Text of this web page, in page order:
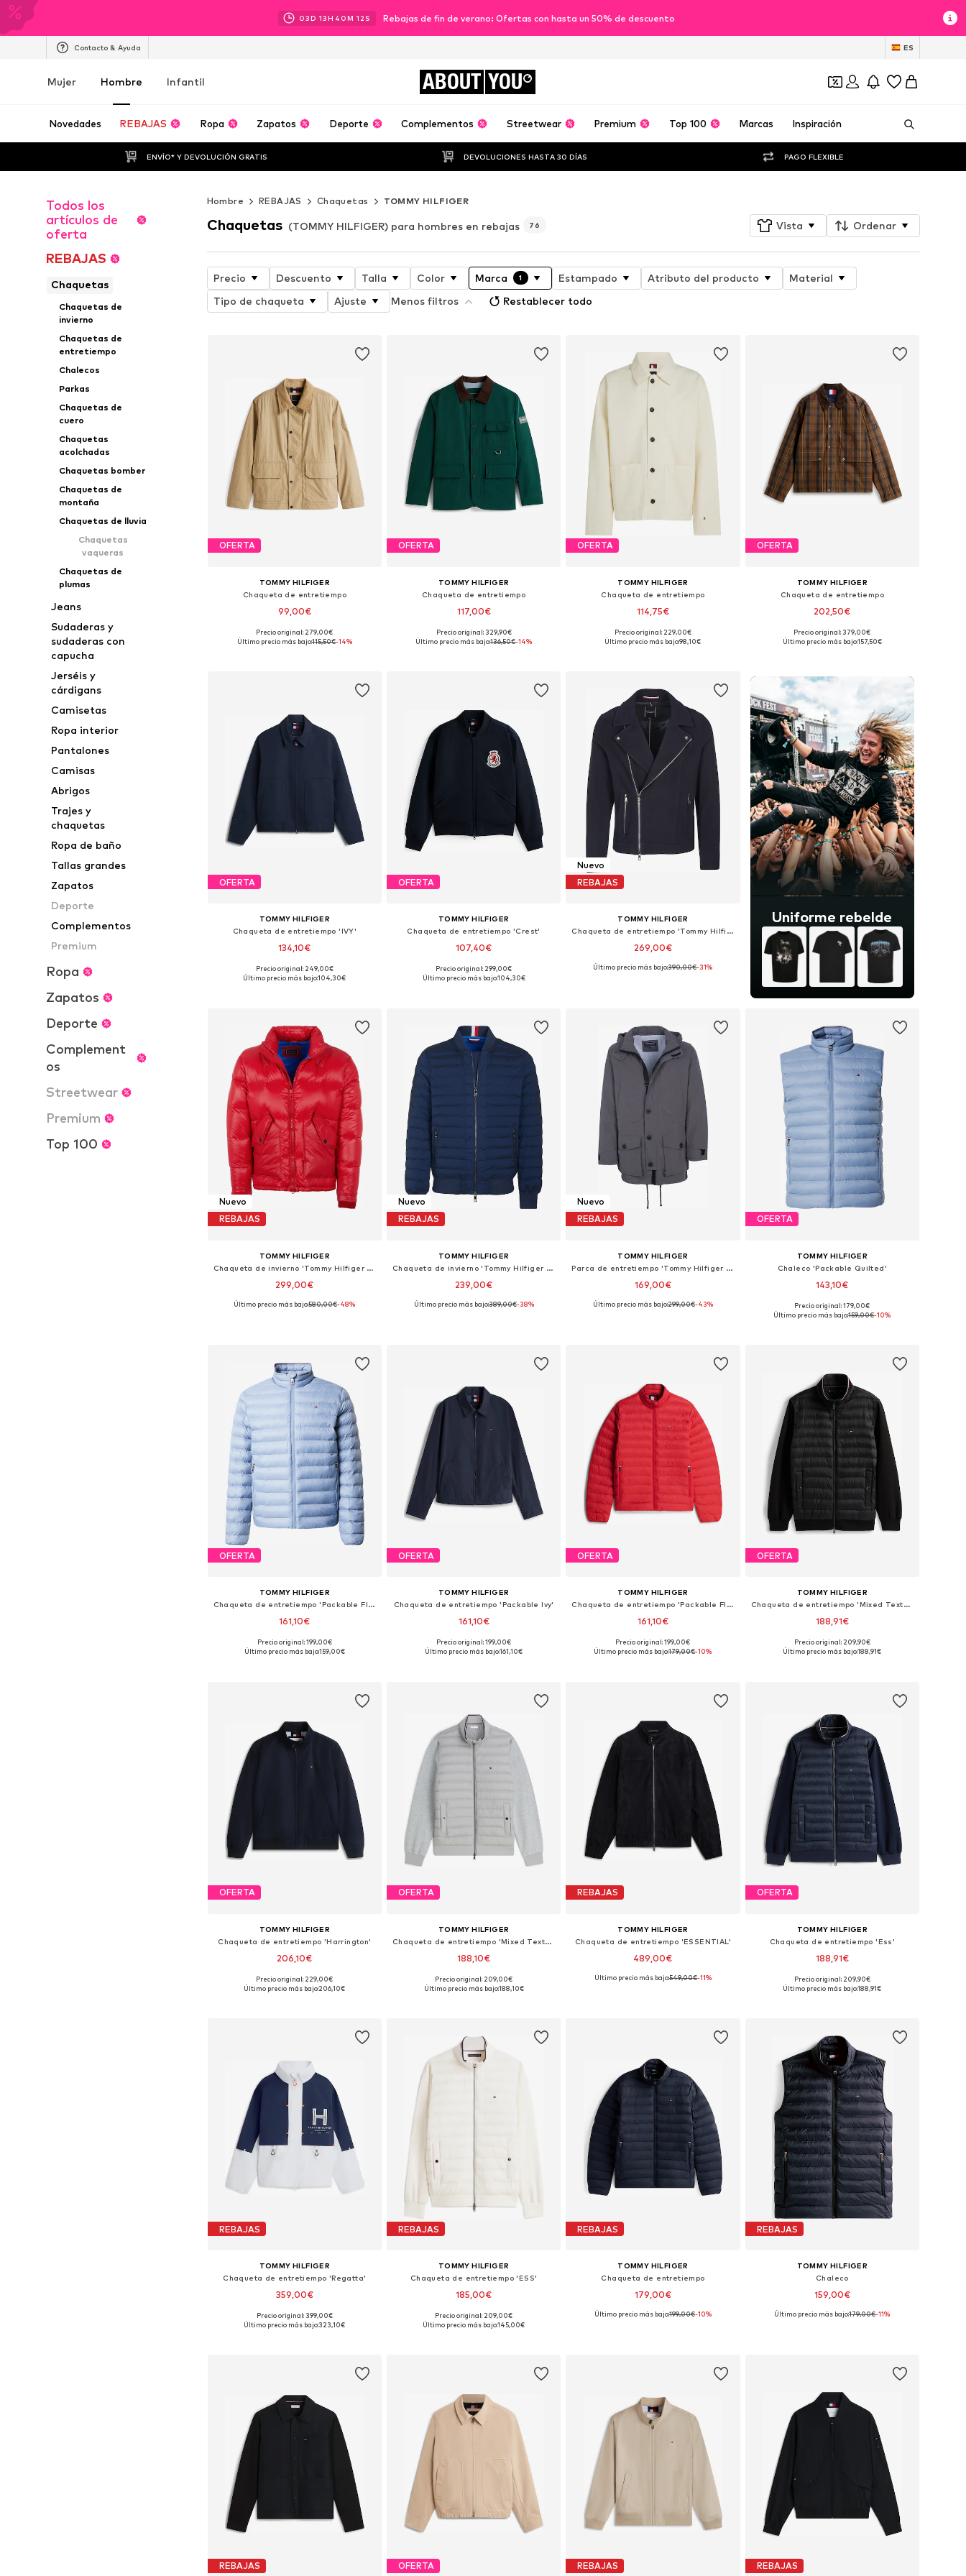
03D 13H 40M 09S Rebajas de fin de verano: Ofertas con hasta un 50% de descuento
Contacto & Ayuda ES
Mujer Hombre Infantil ABOUT YOU
Novedades REBAJAS Ropa Zapatos Deporte Complementos Streetwear Premium Top 100 Marcas Inspiración
ENVÍO* Y DEVOLUCIÓN GRATIS DEVOLUCIONES HASTA 30 DÍAS PAGO FLEXIBLE
Todos los
artículos de
oferta
REBAJAS
Chaquetas
Chaquetas de
invierno
Chaquetas de
entretiempo
Chalecos
Parkas
Chaquetas de
cuero
Chaquetas
acolchadas
Chaquetas bomber
Chaquetas de
montaña
Chaquetas de lluvia
Chaquetas
vaqueras
Chaquetas de
plumas
Jeans
Sudaderas y
sudaderas con
capucha
Jerséis y
cárdigans
Camisetas
Ropa interior
Pantalones
Camisas
Abrigos
Trajes y
chaquetas
Ropa de baño
Tallas grandes
Zapatos
Deporte
Complementos
Premium
Ropa
Zapatos
Deporte
Complement
os
Streetwear
Premium
Top 100
Hombre REBAJAS Chaquetas TOMMY HILFIGER
Chaquetas (TOMMY HILFIGER) para hombres en rebajas 76 Vista Ordenar
Precio Descuento Talla Color Marca 1 Estampado Atributo del producto
Material
Tipo de chaqueta
Ajuste Menos filtros Restablecer todo
OFERTA
TOMMY HILFIGER
Chaqueta de entretiempo
99,00€
Tallas disponibles: S, M, L, XL
Precio original: 279,00€
Último precio más bajo:115,50€-14%
OFERTA
TOMMY HILFIGER
Chaqueta de entretiempo
117,00€
Tallas disponibles: S, M, L, XL, XXL
Precio original: 329,90€
Último precio más bajo:136,50€-14%
OFERTA
TOMMY HILFIGER
Chaqueta de entretiempo
114,75€
Tallas disponibles: S, M, L, XL, XXL
Precio original: 229,00€
Último precio más bajo:98,10€
OFERTA
TOMMY HILFIGER
Chaqueta de entretiempo
202,50€
Tallas disponibles: S, M, L, XL, XXL
Precio original: 379,00€
Último precio más bajo:157,50€
OFERTA
TOMMY HILFIGER
Chaqueta de entretiempo 'IVY'
134,10€
Tallas disponibles: M, L, XL
Precio original: 249,00€
Último precio más bajo:104,30€
OFERTA
TOMMY HILFIGER
Chaqueta de entretiempo 'Crest'
107,40€
Tallas disponibles: M, L
Precio original: 299,00€
Último precio más bajo:104,30€
Nuevo
REBAJAS
TOMMY HILFIGER
Chaqueta de entretiempo 'Tommy Hilfiger Jacke'
269,00€
Tallas disponibles: M-L, XL
Último precio más bajo:390,00€-31%
Uniforme rebelde
Nuevo
REBAJAS
TOMMY HILFIGER
Chaqueta de invierno 'Tommy Hilfiger Jacke mit abnehmbarer Kapuze'
299,00€
Tallas disponibles: S, M, L
Último precio más bajo:580,00€-48%
Nuevo
REBAJAS
TOMMY HILFIGER
Chaqueta de invierno 'Tommy Hilfiger Jacke'
239,00€
Disponible en muchas tallas
Último precio más bajo:389,00€-38%
Nuevo
REBAJAS
TOMMY HILFIGER
Parca de entretiempo 'Tommy Hilfiger Jacke'
169,00€
Tallas disponibles: S, M, L
Último precio más bajo:299,00€-43%
OFERTA
TOMMY HILFIGER
Chaleco 'Packable Quilted'
143,10€
Tallas disponibles: S, M, L, XL, XXL
Precio original: 179,00€
Último precio más bajo:159,00€-10%
OFERTA
TOMMY HILFIGER
Chaqueta de entretiempo 'Packable Flag Embroidery Padded'
161,10€
Tallas disponibles: XS, S, M, L, XL, XXL
Precio original: 199,00€
Último precio más bajo:159,00€
OFERTA
TOMMY HILFIGER
Chaqueta de entretiempo 'Packable Ivy'
161,10€
Tallas disponibles: S, M, L, XL, XXL
Precio original: 199,00€
Último precio más bajo:161,10€
OFERTA
TOMMY HILFIGER
Chaqueta de entretiempo 'Packable Flag Embroidery Padded'
161,10€
Tallas disponibles: S, M, L, XL, XXL
Precio original: 199,00€
Último precio más bajo:179,00€-10%
OFERTA
TOMMY HILFIGER
Chaqueta de entretiempo 'Mixed Texture Intechno Zip-thru'
188,91€
+1
Tallas disponibles: XS, S, M, L, XL, XXL
Precio original: 209,90€
Último precio más bajo:188,91€
OFERTA
TOMMY HILFIGER
Chaqueta de entretiempo 'Harrington'
206,10€
Tallas disponibles: S, M, L, XL, XXL
Precio original: 229,00€
Último precio más bajo:206,10€
OFERTA
TOMMY HILFIGER
Chaqueta de entretiempo 'Mixed Texture Intechno Zip-thru'
188,10€
+1
Tallas disponibles: S, M, L, XL, XXL
Precio original: 209,00€
Último precio más bajo:188,10€
REBAJAS
TOMMY HILFIGER
Chaqueta de entretiempo 'ESSENTIAL'
489,00€
Tallas disponibles: S, M, L, XL, XXL
Último precio más bajo:549,00€-11%
OFERTA
TOMMY HILFIGER
Chaqueta de entretiempo 'Ess'
188,91€
+1
Tallas disponibles: XS, S, M, L, XL, XXL
Precio original: 209,90€
Último precio más bajo:188,91€
REBAJAS
TOMMY HILFIGER
Chaqueta de entretiempo 'Regatta'
359,00€
Tallas disponibles: S, M, L, XL, XXL
Precio original: 399,00€
Último precio más bajo:323,10€
REBAJAS
TOMMY HILFIGER
Chaqueta de entretiempo 'ESS'
185,00€
+1
Tallas disponibles: M, L, XL
Precio original: 209,00€
Último precio más bajo:145,00€
REBAJAS
TOMMY HILFIGER
Chaqueta de entretiempo
179,00€
Disponible en muchas tallas
Último precio más bajo:199,00€-10%
REBAJAS
TOMMY HILFIGER
Chaleco
159,00€
Tallas disponibles: XS, S, M, L, XL, XXL
Último precio más bajo:179,00€-11%
REBAJAS OFERTA REBAJAS REBAJAS